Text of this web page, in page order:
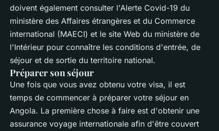
doivent également consulter l'Alerte Covid-19 du
ministère des Affaires étrangères et du Commerce
international (MAECI) et le site Web du ministère de
l'Intérieur pour connaître les conditions d'entrée, de
séjour et de sortie du territoire national.
Préparer son séjour
Une fois que vous avez obtenu votre visa, il est
temps de commencer à préparer votre séjour en
Angola. La première chose à faire est d'obtenir une
assurance voyage internationale afin d'être couvert